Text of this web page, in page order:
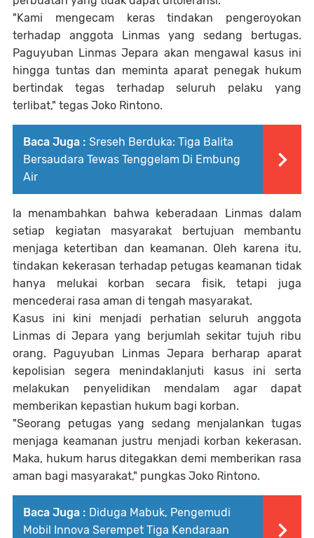
"Kami mengecam keras tindakan pengeroyokan
terhadap anggota Linmas yang sedang bertugas.
Paguyuban Linmas Jepara akan mengawal kasus ini
hingga tuntas dan meminta aparat penegak hukum
bertindak tegas terhadap seluruh pelaku yang
terlibat," tegas Joko Rintono.
Baca Juga : Sreseh Berduka: Tiga Balita
Bersaudara Tewas Tenggelam Di Embung
Air
Ia menambahkan bahwa keberadaan Linmas dalam
setiap kegiatan masyarakat bertujuan membantu
menjaga ketertiban dan keamanan. Oleh karena itu,
tindakan kekerasan terhadap petugas keamanan tidak
hanya melukai korban secara fisik, tetapi juga
mencederai rasa aman di tengah masyarakat.
Kasus ini kini menjadi perhatian seluruh anggota
Linmas di Jepara yang berjumlah sekitar tujuh ribu
orang. Paguyuban Linmas Jepara berharap aparat
kepolisian segera menindaklanjuti kasus ini serta
melakukan penyelidikan mendalam agar dapat
memberikan kepastian hukum bagi korban.
"Seorang petugas yang sedang menjalankan tugas
menjaga keamanan justru menjadi korban kekerasan.
Maka, hukum harus ditegakkan demi memberikan rasa
aman bagi masyarakat," pungkas Joko Rintono.
Baca Juga : Diduga Mabuk, Pengemudi
Mobil Innova Serempet Tiga Kendaraan